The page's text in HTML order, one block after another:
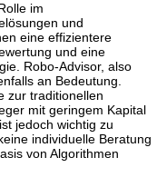
im
und
eine effizientere
und eine
Robo-Advisor, also
an Bedeutung.
zur traditionellen
mit geringem Kapital
jedoch wichtig zu
individuelle Beratung
von Algorithmen